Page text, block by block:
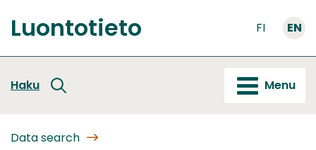
to
content
Front
Luontotieto FI EN
Haku Menu
Data search